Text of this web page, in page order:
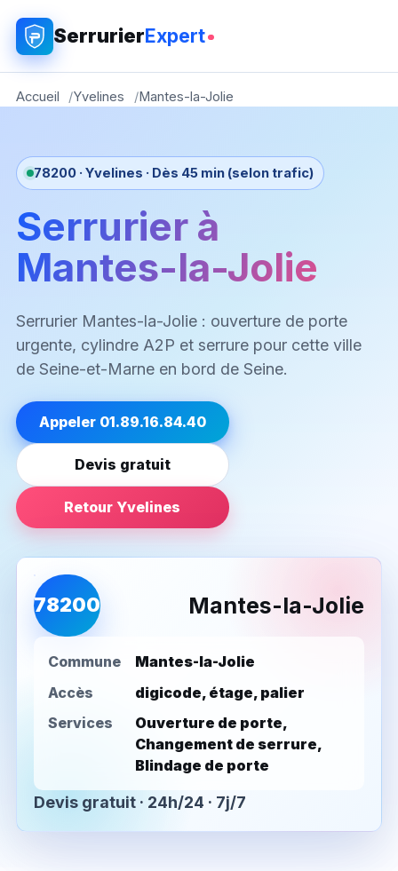
SerrurierExpert
Accueil Yvelines Mantes-la-Jolie
78200 · Yvelines · Dès 45 min (selon trafic)
Serrurier à
Mantes-la-Jolie
Serrurier Mantes-la-Jolie : ouverture de porte
urgente, cylindre A2P et serrure pour cette ville
de Seine-et-Marne en bord de Seine.
Appeler 01.89.16.84.40
Devis gratuit
Retour Yvelines
78200 Mantes-la-Jolie
Commune
Mantes-la-Jolie
Accès
digicode, étage, palier
Services
Ouverture de porte,
Changement de serrure,
Blindage de porte
Devis gratuit · 24h/24 · 7j/7